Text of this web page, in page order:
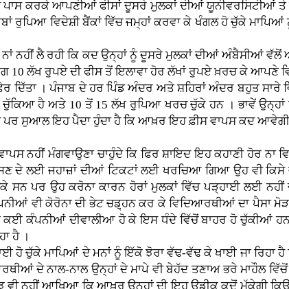
ਕਰਕੇ ਆਪਣੀਆਂ ਫੀਸਾਂ ਦੂਸਰੇ ਮੁਲਕਾਂ ਦੀਆਂ ਯੂਨੀਵਰਸਿਟੀਆਂ ਤੇ
ਵਿਦੇਸ਼ੀ ਬੈਂਕਾਂ ਵਿੱਚ ਜਮ੍ਹਾਂ ਕਰਵਾ ਕੇ ਖੰਗਲ ਹੋ ਚੁੱਕੇ ਮਾਪਿਆਂ
ਲੈ ਰਹੀ ਕਿ ਕਦ ਉਨ੍ਹਾਂ ਨੂੰ ਦੂਸਰੇ ਮੁਲਕਾਂ ਦੀਆਂ ਅੰਬੈਸੀਆਂ ਵੱਲੋਂ
ਰੁਪਏ ਦੀ ਫੀਸ ਤੋਂ ਇਲਾਵਾ ਹੋਰ ਲੱਖਾਂ ਰੁਪਏ ਖ਼ਰਚ ਕੇ ਆਪਣੇ
ਦਿੱਤਾ । ਪੰਜਾਬ ਦੇ ਹਰ ਪਿੰਡ ਅੰਦਰ ਅਤੇ ਸ਼ਹਿਰਾਂ ਅੰਦਰ ਬਹੁਤ ਸਾਰੇ
ਹੈ ਅਤੇ 10 ਤੋਂ 15 ਲੱਖ ਰੁਪਿਆ ਖਰਚ ਚੁੱਕੇ ਹਨ । ਭਾਵੇਂ ਉਨ੍ਹਾਂ
ਸੁਆਲ ਇਹ ਪੈਦਾ ਹੁੰਦਾ ਹੈ ਕਿ ਆਖ਼ਰ ਇਹ ਫ਼ੀਸ ਵਾਪਸ ਕਦ
ਚਾਹੁੰਦੇ ਕਿ ਫਿਰ ਸ਼ਾਇਦ ਇਹ ਕਹਾਣੀ ਹੋਰ ਨਾ
ਲਈ ਜਹਾਜ਼ਾਂ ਦੀਆਂ ਟਿਕਟਾਂ ਲਈ ਖਰਚਿਆ ਗਿਆ ਉਹ ਵੀ ਕਿਸੇ
ਸਨ ਪਰ ਉਹ ਕਰੋਨਾ ਕਾਰਨ ਹੋਰਾਂ ਮੁਲਕਾਂ ਵਿੱਚ ਪੜ੍ਹਾਈ ਲਈ
ਵੀ ਕੋਰੋਨਾ ਦੀ ਭੇਟ ਚਡ਼੍ਹਨ ਕਰ ਕੇ ਵਿਦਿਆਰਥੀਆਂ ਦਾ ਪੈਸਾ
ਕੰਪਨੀਆਂ ਦੀਵਾਲੀਆ ਹੋ ਕੇ ਇਸ ਧੰਦੇ ਵਿੱਚੋਂ ਬਾਹਰ ਹੋ ਚੁੱਕੀਆਂ
ਹੈ ।
ਦੇ ਮਨਾਂ ਨੂੰ ਇੱਕੋ ਝੋਰਾ ਵੱਢ-ਵੱਢ ਕੇ ਖਾਈ ਜਾ ਰਿਹਾ ਹੈ
ਦੇ ਨਾਲ-ਨਾਲ ਉਨ੍ਹਾਂ ਦੇ ਮਾਪੇ ਵੀ ਬੇਹੱਦ ਤਣਾਅ ਭਰੇ ਮਾਹੌਲ
ਨਹੀਂ ਆਖਿਆ ਕਿ ਆਖ਼ਰ ਉਨ੍ਹਾਂ ਦੀ ਇਹ ਉਡੀਕ ਕਦੋਂ ਮੁੱਕੇਗੀ